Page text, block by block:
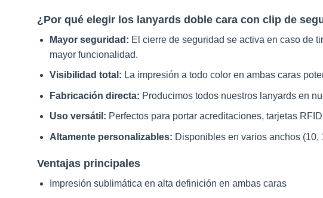
de
de
¿Por qué elegir los lanyards doble cara con clip de
Mayor seguridad: El cierre de seguridad se activa en caso de
mayor funcionalidad.
Visibilidad total: La impresión a todo color en ambas caras
Fabricación directa: Producimos todos nuestros lanyards en
Uso versátil: Perfectos para portar acreditaciones, tarjetas
Altamente personalizables: Disponibles en varios anchos (10,
Ventajas principales
Impresión sublimática en alta definición en ambas caras